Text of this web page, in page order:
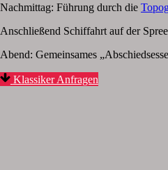
Nachmittag: Führung durch die
Anschließend Schiffahrt auf der
Abend: Gemeinsames
Klassiker Anfragen